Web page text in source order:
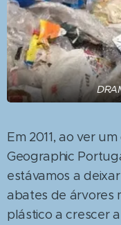
Em 2011, ao ver
Geographic
estávamos a
abates de árvores
plástico a crescer